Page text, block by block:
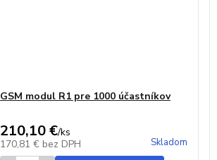
GSM modul R1 pre 1000 účastníkov
210,10 €/ks
170,81 € bez DPH Skladom